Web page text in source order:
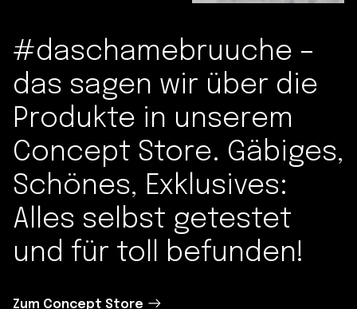
#daschamebruuche –
das sagen wir über die
Produkte in unserem
Concept Store. Gäbiges,
Schönes, Exklusives:
Alles selbst getestet
und für toll befunden!
Zum Concept Store